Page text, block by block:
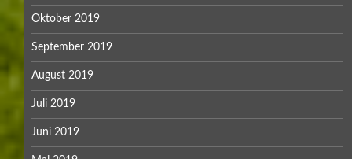
Oktober 2019
September 2019
August 2019
Juli 2019
Juni 2019